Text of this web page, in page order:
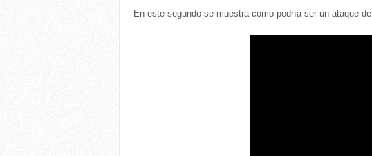
En este segundo se muestra como podría ser un ataque de